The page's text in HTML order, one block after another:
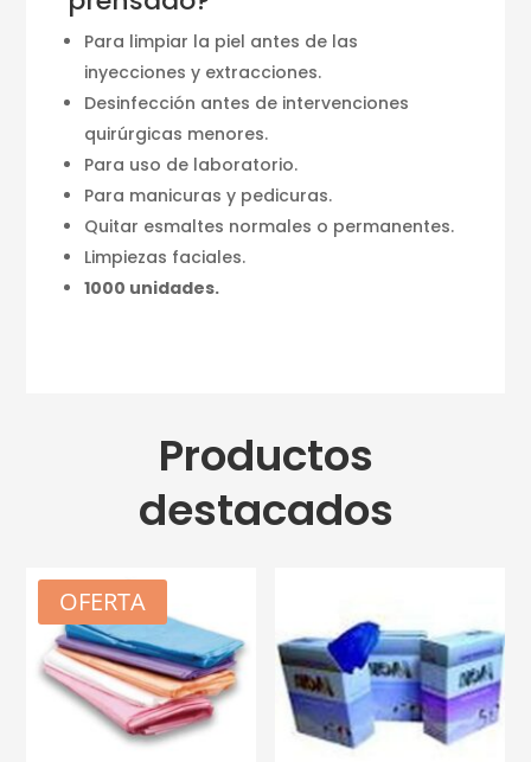
Para limpiar la piel antes de las
inyecciones y extracciones.
Desinfección antes de intervenciones
quirúrgicas menores.
Para uso de laboratorio.
Para manicuras y pedicuras.
Quitar esmaltes normales o permanentes.
Limpiezas faciales.
1000 unidades.
Productos
destacados
OFERTA